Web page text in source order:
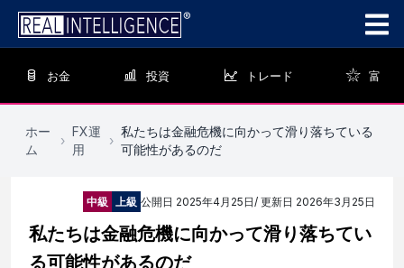
お金 投資 トレード 富
ホー
ム
›
FX運
用
›
私たちは金融危機に向かって滑り落ちている
可能性があるのだ
中級 上級 公開日 2025年4月25日/ 更新日 2026年3月25日
私たちは金融危機に向かって滑り落ちてい
る可能性があるのだ